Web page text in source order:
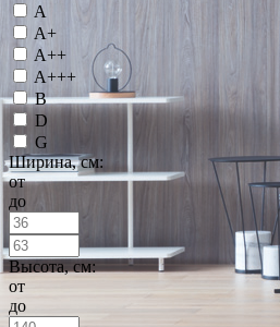
A
A+
A++
A+++
B
D
G
Ширина, см:
от
до
Высота, см:
от
до